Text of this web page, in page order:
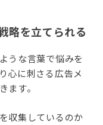
略を立てられる
うな言葉で悩みを
心に刺さる広告メ
ます。
収集しているのか